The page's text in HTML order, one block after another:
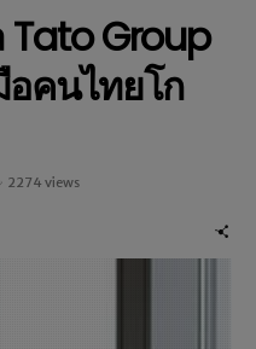
Group
คนไทยโก
2274 views